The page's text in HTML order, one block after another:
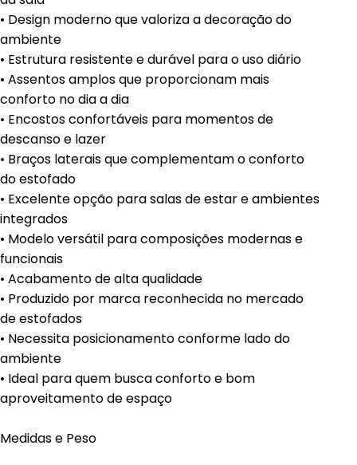
• Design moderno que valoriza a decoração do
ambiente
• Estrutura resistente e durável para o uso diário
• Assentos amplos que proporcionam mais
conforto no dia a dia
• Encostos confortáveis para momentos de
descanso e lazer
• Braços laterais que complementam o conforto
do estofado
• Excelente opção para salas de estar e ambientes
integrados
• Modelo versátil para composições modernas e
funcionais
• Acabamento de alta qualidade
• Produzido por marca reconhecida no mercado
de estofados
• Necessita posicionamento conforme lado do
ambiente
• Ideal para quem busca conforto e bom
aproveitamento de espaço
Medidas e Peso